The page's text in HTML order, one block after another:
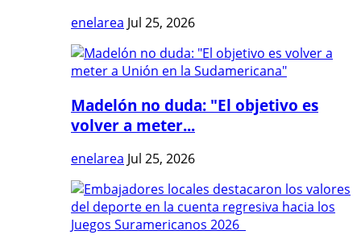
enelarea Jul 25, 2026
Madelón no duda: "El objetivo es
volver a meter...
enelarea Jul 25, 2026